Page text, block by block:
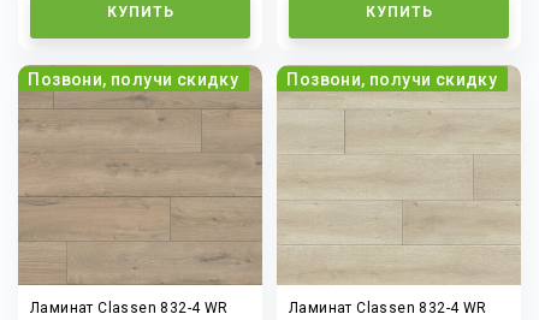
КУПИТЬ КУПИТЬ
Позвони, получи скидку
Ламинат Classen 832-4 WR
Позвони, получи скидку
Ламинат Classen 832-4 WR